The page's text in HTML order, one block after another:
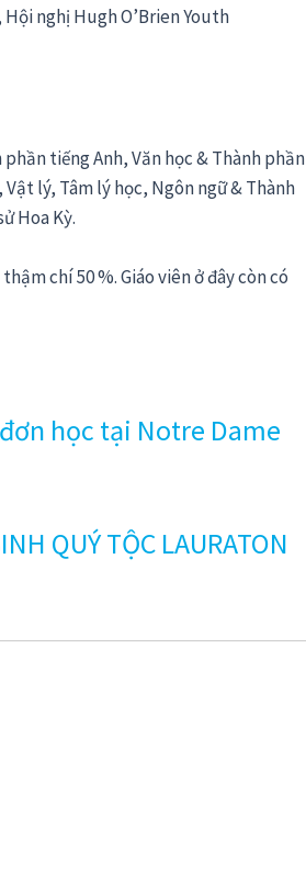
nghị Hugh O’Brien Youth
tiếng Anh, Văn học & Thành phần
lý, Tâm lý học, Ngôn ngữ & Thành
Hoa Kỳ.
chí 50 %. Giáo viên ở đây còn có
học tại Notre Dame
QUÝ TỘC LAURATON